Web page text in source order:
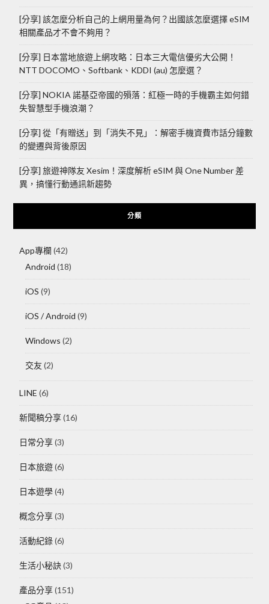
[分享] 該怎麼分析自己的上網用量為何？出國該怎麼選擇 eSIM
相關產品才不會不夠用？
[分享] 日本當地旅遊上網攻略：日本三大電信優劣大公開！
NTT DOCOMO、Softbank、KDDI (au) 怎麼選？
[分享] NOKIA 諾基亞帝國的殞落：紅極一時的手機霸主如何錯
失智慧型手機浪潮？
[分享] 從「有贈送」到「消失不見」：解密手機資費市話分鐘數
的變遷與背後原因
[分享] 旅遊神隊友 Xesim！深度解析 eSIM 與 One Number 差
異，搞懂行動通訊新趨勢
分類
App專欄 (42)
Android (18)
iOS (9)
iOS / Android (9)
Windows (2)
交友 (2)
LINE (6)
新聞稿分享(16)
日常分享(3)
日本旅遊(6)
日本遊學(4)
概念分享(3)
活動紀錄(6)
生活小秘訣(3)
產品分享(151)